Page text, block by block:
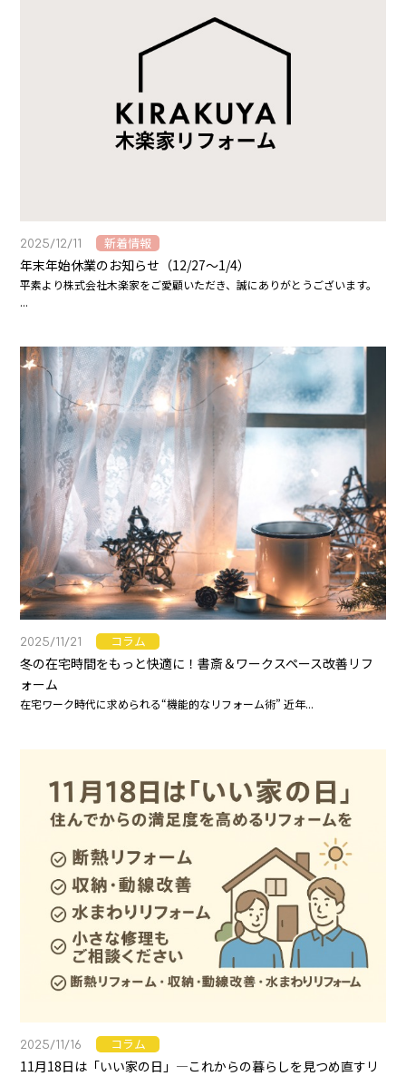
2025/12/11 新着情報
年末年始休業のお知らせ（12/27〜1/4）
平素より株式会社木楽家をご愛顧いただき、誠にありがとうございます。
...
2025/11/21 コラム
冬の在宅時間をもっと快適に！書斎＆ワークスペース改善リフ
ォーム
在宅ワーク時代に求められる“機能的なリフォーム術” 近年...
2025/11/16 コラム
11月18日は「いい家の日」―これからの暮らしを見つめ直すリ